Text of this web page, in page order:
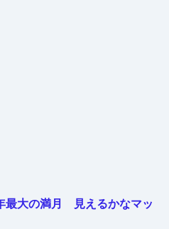
最大の満月 見えるかなマッ